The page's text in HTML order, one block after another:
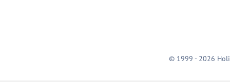
© 1999 - 2026